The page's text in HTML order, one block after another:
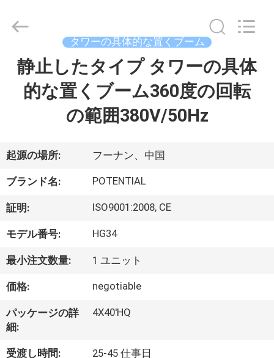
家
ダ
ク
ト
私
に
つ
い
Copyright
Changsha
Intelligent
Equipments
Incorporated
Company.
タワーの具体的な置くブーム
静止したタイプ タワーの具体
的な置くブーム360度の回転
の範囲380V/50Hz
起源の場所: フーナン、中国
ブランド名: POTENTIAL
証明: ISO9001:2008, CE
モデル番号: HG34
最小注文数量: 1 ユニット
価格: negotiable
パッケージの詳
細:
4X40'HQ
受渡し時間: 25-45 仕事日